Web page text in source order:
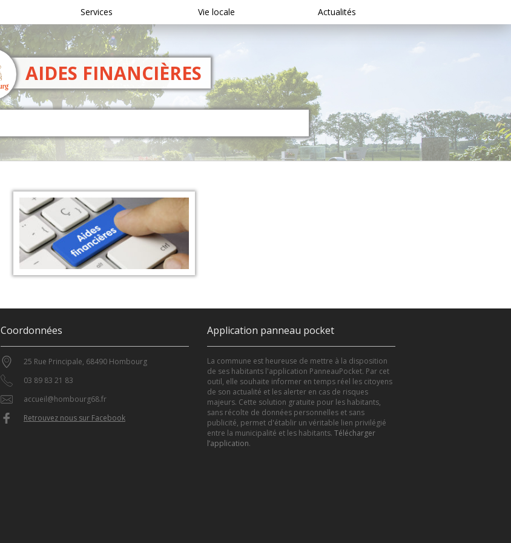
Services Vie locale Actualités
AIDES FINANCIÈRES
Coordonnées
25 Rue Principale, 68490 Hombourg
03 89 83 21 83
accueil@hombourg68.fr
Retrouvez nous sur Facebook
Application panneau pocket
La commune est heureuse de mettre à la disposition
de ses habitants l'application PanneauPocket. Par cet
outil, elle souhaite informer en temps réel les citoyens
de son actualité et les alerter en cas de risques
majeurs. Cette solution gratuite pour les habitants,
sans récolte de données personnelles et sans
publicité, permet d'établir un véritable lien privilégié
entre la municipalité et les habitants. Télécharger
l’application.